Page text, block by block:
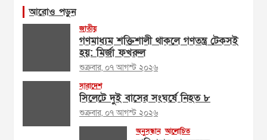
আরোও পড়ুন
জাতীয়
গণমাধ্যম শক্তিশালী থাকলে গণতন্ত্র টেকসই
হয়: মির্জা ফখরুল
শুক্রবার, ০৭ আগস্ট ২০২৬
সারাদেশ
সিলেটে দুই বাসের সংঘর্ষে নিহত ৮
শুক্রবার, ০৭ আগস্ট ২০২৬
অনুসন্ধান আলোচিত